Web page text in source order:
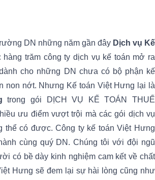
DN những năm gần đây Dịch vụ Kế
hàng trăm công ty dịch vụ kế toán mở ra
cho những DN chưa có bộ phận kế
non nớt. Nhưng Kế toán Việt Hưng lại là
trong gói DỊCH VỤ KẾ TOÁN THUẾ
ưu điểm vượt trội mà các gói dịch vụ
thể có được. Công ty kế toán Việt Hưng
cùng quý DN. Chúng tôi với đội ngũ
có bề dày kinh nghiệm cam kết về chất
Hưng sẽ đem lại sự hài lòng cũng như